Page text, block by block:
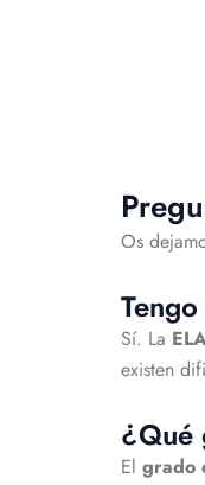
Os
Sí. La
existen
¿Qué
El grado